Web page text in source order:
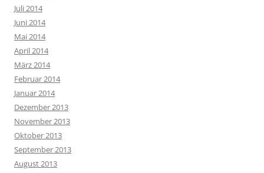
Juli 2014
Juni 2014
Mai 2014
April 2014
März 2014
Februar 2014
Januar 2014
Dezember 2013
November 2013
Oktober 2013
September 2013
August 2013